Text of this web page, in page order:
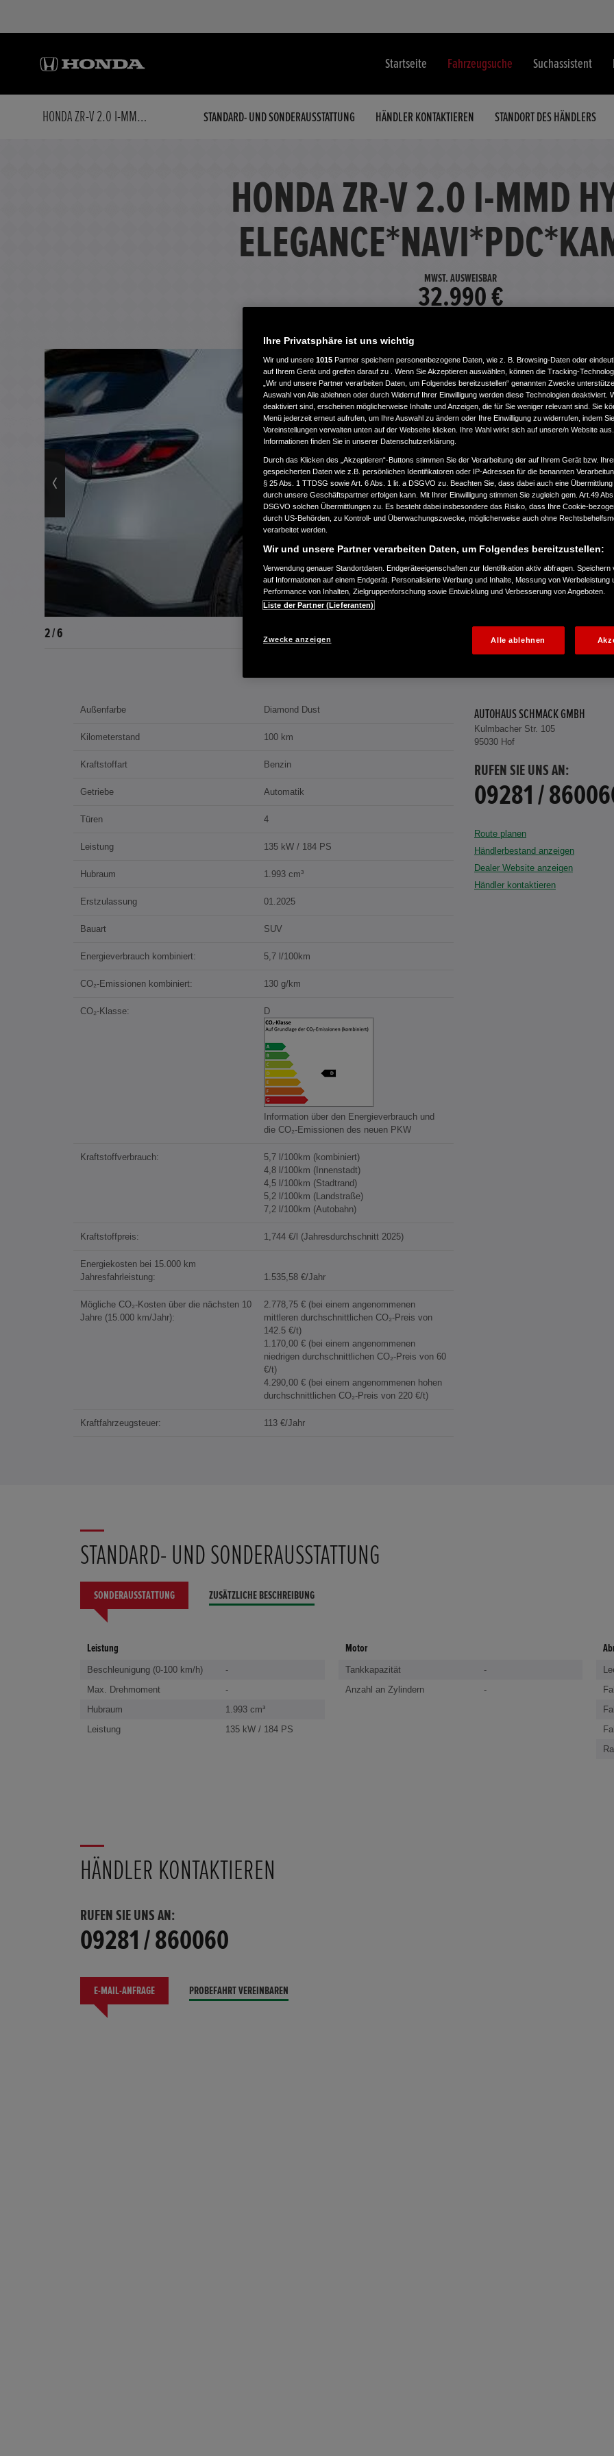
Startseite Fahrzeugsuche Suchassistent
HONDA ZR-V 2.0 I-MMD HYBRID ELEGANCE*NAVI*PDC*KAMERA STANDARD- UND SONDERAUSSTATTUNG HÄNDLER KONTAKTIEREN STANDORT DES HÄNDLERS
HONDA ZR-V 2.0 I-MMD
MWST. AUSWEISBAR
32.990 €
3 / 6
Außenfarbe Diamond Dust
Kilometerstand 100 km
Kraftstoffart Benzin
Getriebe Automatik
Türen 4
Leistung 135 kW / 184 PS
Hubraum 1.993 cm³
Erstzulassung 01.2025
Bauart SUV
Energieverbrauch kombiniert: 5,7 l/100km
CO₂-Emissionen kombiniert: 130 g/km
CO₂-Klasse: D
Information über den Energieverbrauch und
die CO₂-Emissionen des neuen PKW
Kraftstoffverbrauch:
5,7 l/100km (kombiniert)
4,8 l/100km (Innenstadt)
4,5 l/100km (Stadtrand)
5,2 l/100km (Landstraße)
7,2 l/100km (Autobahn)
Kraftstoffpreis: 1,744 €/l (Jahresdurchschnitt 2025)
Energiekosten bei 15.000 km
Jahresfahrleistung:
1.535,58 €/Jahr
Mögliche CO₂-Kosten über die nächsten 10
Jahre (15.000 km/Jahr):
2.778,75 € (bei einem angenommenen
mittleren durchschnittlichen CO₂-Preis von
142.5 €/t)
1.170,00 € (bei einem angenommenen
niedrigen durchschnittlichen CO₂-Preis von 60
€/t)
4.290,00 € (bei einem angenommenen hohen
durchschnittlichen CO₂-Preis von 220 €/t)
Kraftfahrzeugsteuer: 113 €/Jahr
AUTOHAUS SCHMACK GMBH
Kulmbacher Str. 105
95030 Hof
RUFEN SIE UNS AN:
09281 /
Route planen
Händlerbestand anzeigen
Dealer Website anzeigen
Händler kontaktieren
STANDARD- UND SONDERAUSSTATTUNG
SONDERAUSSTATTUNG ZUSÄTZLICHE BESCHREIBUNG
Leistung
Beschleunigung (0-100 km/h)
-
Max. Drehmoment
-
Hubraum
1.993 cm³
Leistung
135 kW / 184 PS
Motor
Tankkapazität
-
Anzahl an Zylindern
-
HÄNDLER KONTAKTIEREN
RUFEN SIE UNS AN:
09281 / 860060
E-MAIL-ANFRAGE PROBEFAHRT VEREINBAREN
Ihre Privatsphäre ist uns wichtig
Wir und unsere 1015 Partner speichern personenbezogene Daten, wie z. B. Browsing-Daten oder
auf Ihrem Gerät und greifen darauf zu . Wenn Sie Akzeptieren auswählen, können die Tracking-
„Wir und unsere Partner verarbeiten Daten, um Folgendes bereitzustellen“ genannten Zwecke
Auswahl von Alle ablehnen oder durch Widerruf Ihrer Einwilligung werden diese Technologien deaktiviert.
deaktiviert sind, erscheinen möglicherweise Inhalte und Anzeigen, die für Sie weniger relevant sind. Sie
Menü jederzeit erneut aufrufen, um Ihre Auswahl zu ändern oder Ihre Einwilligung zu widerrufen, indem
Voreinstellungen verwalten unten auf der Webseite klicken. Ihre Wahl wirkt sich auf unsere/n Website
Informationen finden Sie in unserer Datenschutzerklärung.
Durch das Klicken des „Akzeptieren“-Buttons stimmen Sie der Verarbeitung der auf Ihrem Gerät bzw.
gespeicherten Daten wie z.B. persönlichen Identifikatoren oder IP-Adressen für die benannten
§ 25 Abs. 1 TTDSG sowie Art. 6 Abs. 1 lit. a DSGVO zu. Beachten Sie, dass dabei auch eine Übermittlung
durch unsere Geschäftspartner erfolgen kann. Mit Ihrer Einwilligung stimmen Sie zugleich gem. Art.49
DSGVO solchen Übermittlungen zu. Es besteht dabei insbesondere das Risiko, dass Ihre Cookie-
durch US-Behörden, zu Kontroll- und Überwachungszwecke, möglicherweise auch ohne
verarbeitet werden.
Wir und unsere Partner verarbeiten Daten, um Folgendes bereitzustellen:
Verwendung genauer Standortdaten. Endgeräteeigenschaften zur Identifikation aktiv abfragen. Speichern
auf Informationen auf einem Endgerät. Personalisierte Werbung und Inhalte, Messung von Werbeleistung
Performance von Inhalten, Zielgruppenforschung sowie Entwicklung und Verbesserung von Angeboten.
Liste der Partner (Lieferanten)
Zwecke anzeigen Alle ablehnen